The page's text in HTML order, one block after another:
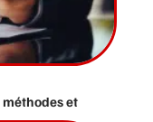
et